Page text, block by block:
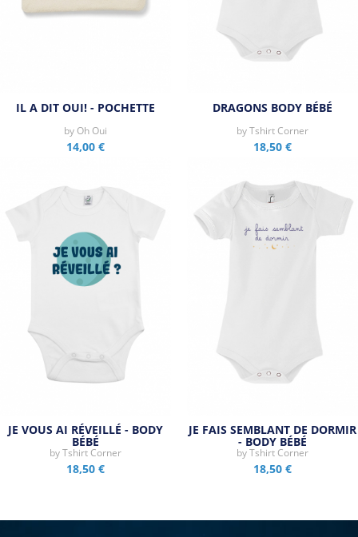
IL A DIT OUI! - POCHETTE
by Oh Oui
14,00 €
DRAGONS BODY BÉBÉ
byTshirt Corner
18,50 €
JE VOUS AI RÉVEILLÉ - BODY
BÉBÉ
byTshirt Corner
18,50 €
JE FAIS SEMBLANT DE DORMIR
- BODY BÉBÉ
byTshirt Corner
18,50 €